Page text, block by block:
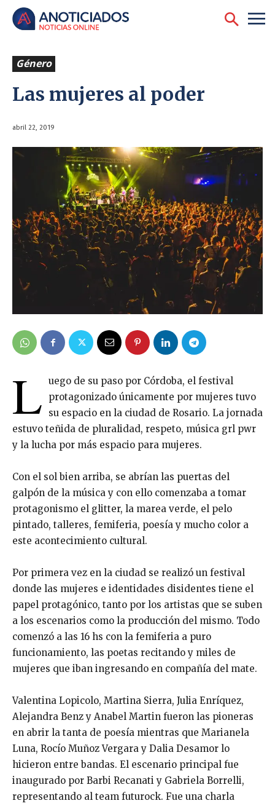
Género
Las mujeres al poder
abril 22, 2019
L uego de su paso por Córdoba, el festival
protagonizado únicamente por mujeres tuvo
su espacio en la ciudad de Rosario. La jornada
estuvo teñida de pluralidad, respeto, música grl pwr
y la lucha por más espacio para mujeres.
Con el sol bien arriba, se abrían las puertas del
galpón de la música y con ello comenzaba a tomar
protagonismo el glitter, la marea verde, el pelo
pintado, talleres, femiferia, poesía y mucho color a
este acontecimiento cultural.
Por primera vez en la ciudad se realizó un festival
donde las mujeres e identidades disidentes tiene el
papel protagónico, tanto por los artistas que se suben
a los escenarios como la producción del mismo. Todo
comenzó a las 16 hs con la femiferia a puro
funcionamiento, las poetas recitando y miles de
mujeres que iban ingresando en compañía del mate.
Valentina Lopicolo, Martina Sierra, Julia Enríquez,
Alejandra Benz y Anabel Martin fueron las pioneras
en abrir la tanta de poesía mientras que Marianela
Luna, Rocío Muñoz Vergara y Dalia Desamor lo
hicieron entre bandas. El escenario principal fue
inaugurado por Barbi Recanati y Gabriela Borrelli,
representando al team futurock. Fue una charla